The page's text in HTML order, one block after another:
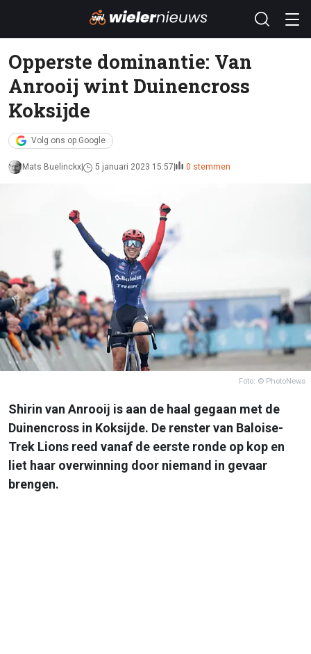
Opperste dominantie: Van
Anrooij wint Duinencross
Koksijde
Volg ons op Google
Mats Buelinckx 5 januari 2023 15:57 0 stemmen
Foto: © PhotoNews
Shirin van Anrooij is aan de haal gegaan met de
Duinencross in Koksijde. De renster van Baloise-
Trek Lions reed vanaf de eerste ronde op kop en
liet haar overwinning door niemand in gevaar
brengen.